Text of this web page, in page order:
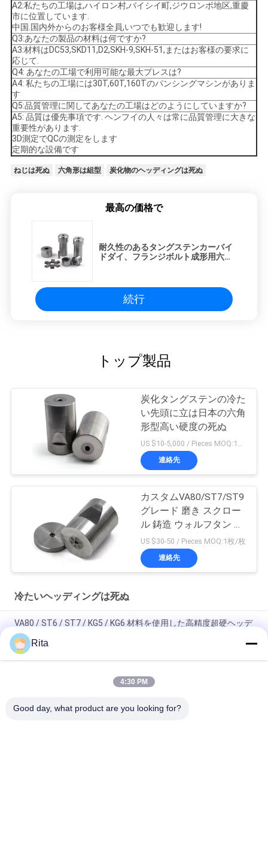
A2:私たちの工場は,ハイロン村,バイシイ町,ジウロンポ地区,重慶
市に位置しています.
中国.国内外からのお客様全員,いつでも歓迎します!
Q3:あなたの製品の材料は何ですか?
A3:材料はDC53,SKD11,D2,SKH-9,SKH-51,またはお客様の要求に
応じて.
Q4: あなたの工場で利用可能な最大プレスは?
A4: 私たちの工場には30T,60T,160Tのパンシングマシンがありま
す
Q5:品質管理に関してあなたの工場はどのようにしていますか?
A5: 品質は優先事項です. ヘンフイの人々は常に品質管理に大きな
重要性があります.
3D測定でQCの測定をします
定期的な設備です
ねじは死ぬ 六角形は組型 炭化物のヘッディングは死ぬ
最高の価格で
耐久性のあるタングステンカーバイ
ドダイ、フランジボルト成形用六角
続行
トップ製品
炭化タングステンの冷た
い先頭に立は日本の六角
形型高い硬度の死ぬ
US $10-5,000 / Pieces MOQ:1枚/枚
連絡先
カスタムVA80/ST7/ST9
グレード 磨き スクロー
ル 鋳造 ウォルフタン カ
ービッド 鋳造
US $30-50 / Pieces MOQ:1枚/枚
連絡先
冷たいヘッディングは死ぬ
VA80 / ST6 / ST7 / KG5 / KG6 材料を使用した高精度超硬ヘッデ
ィングダイス
ST7 ST6 KG5 KG6+H13 冷凍型マート,六角炭酸ナッツ型マート
タングステンカーバイド金型 冷間圧造ダイス ミラー研磨 高精
Rita
4:30 PM
Good day, what product are you looking for?